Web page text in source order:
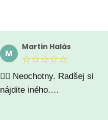
M
Martin Halás
☆☆☆☆☆
🤷‍♂️ Neochotny. Radšej si
nájdite iného.…